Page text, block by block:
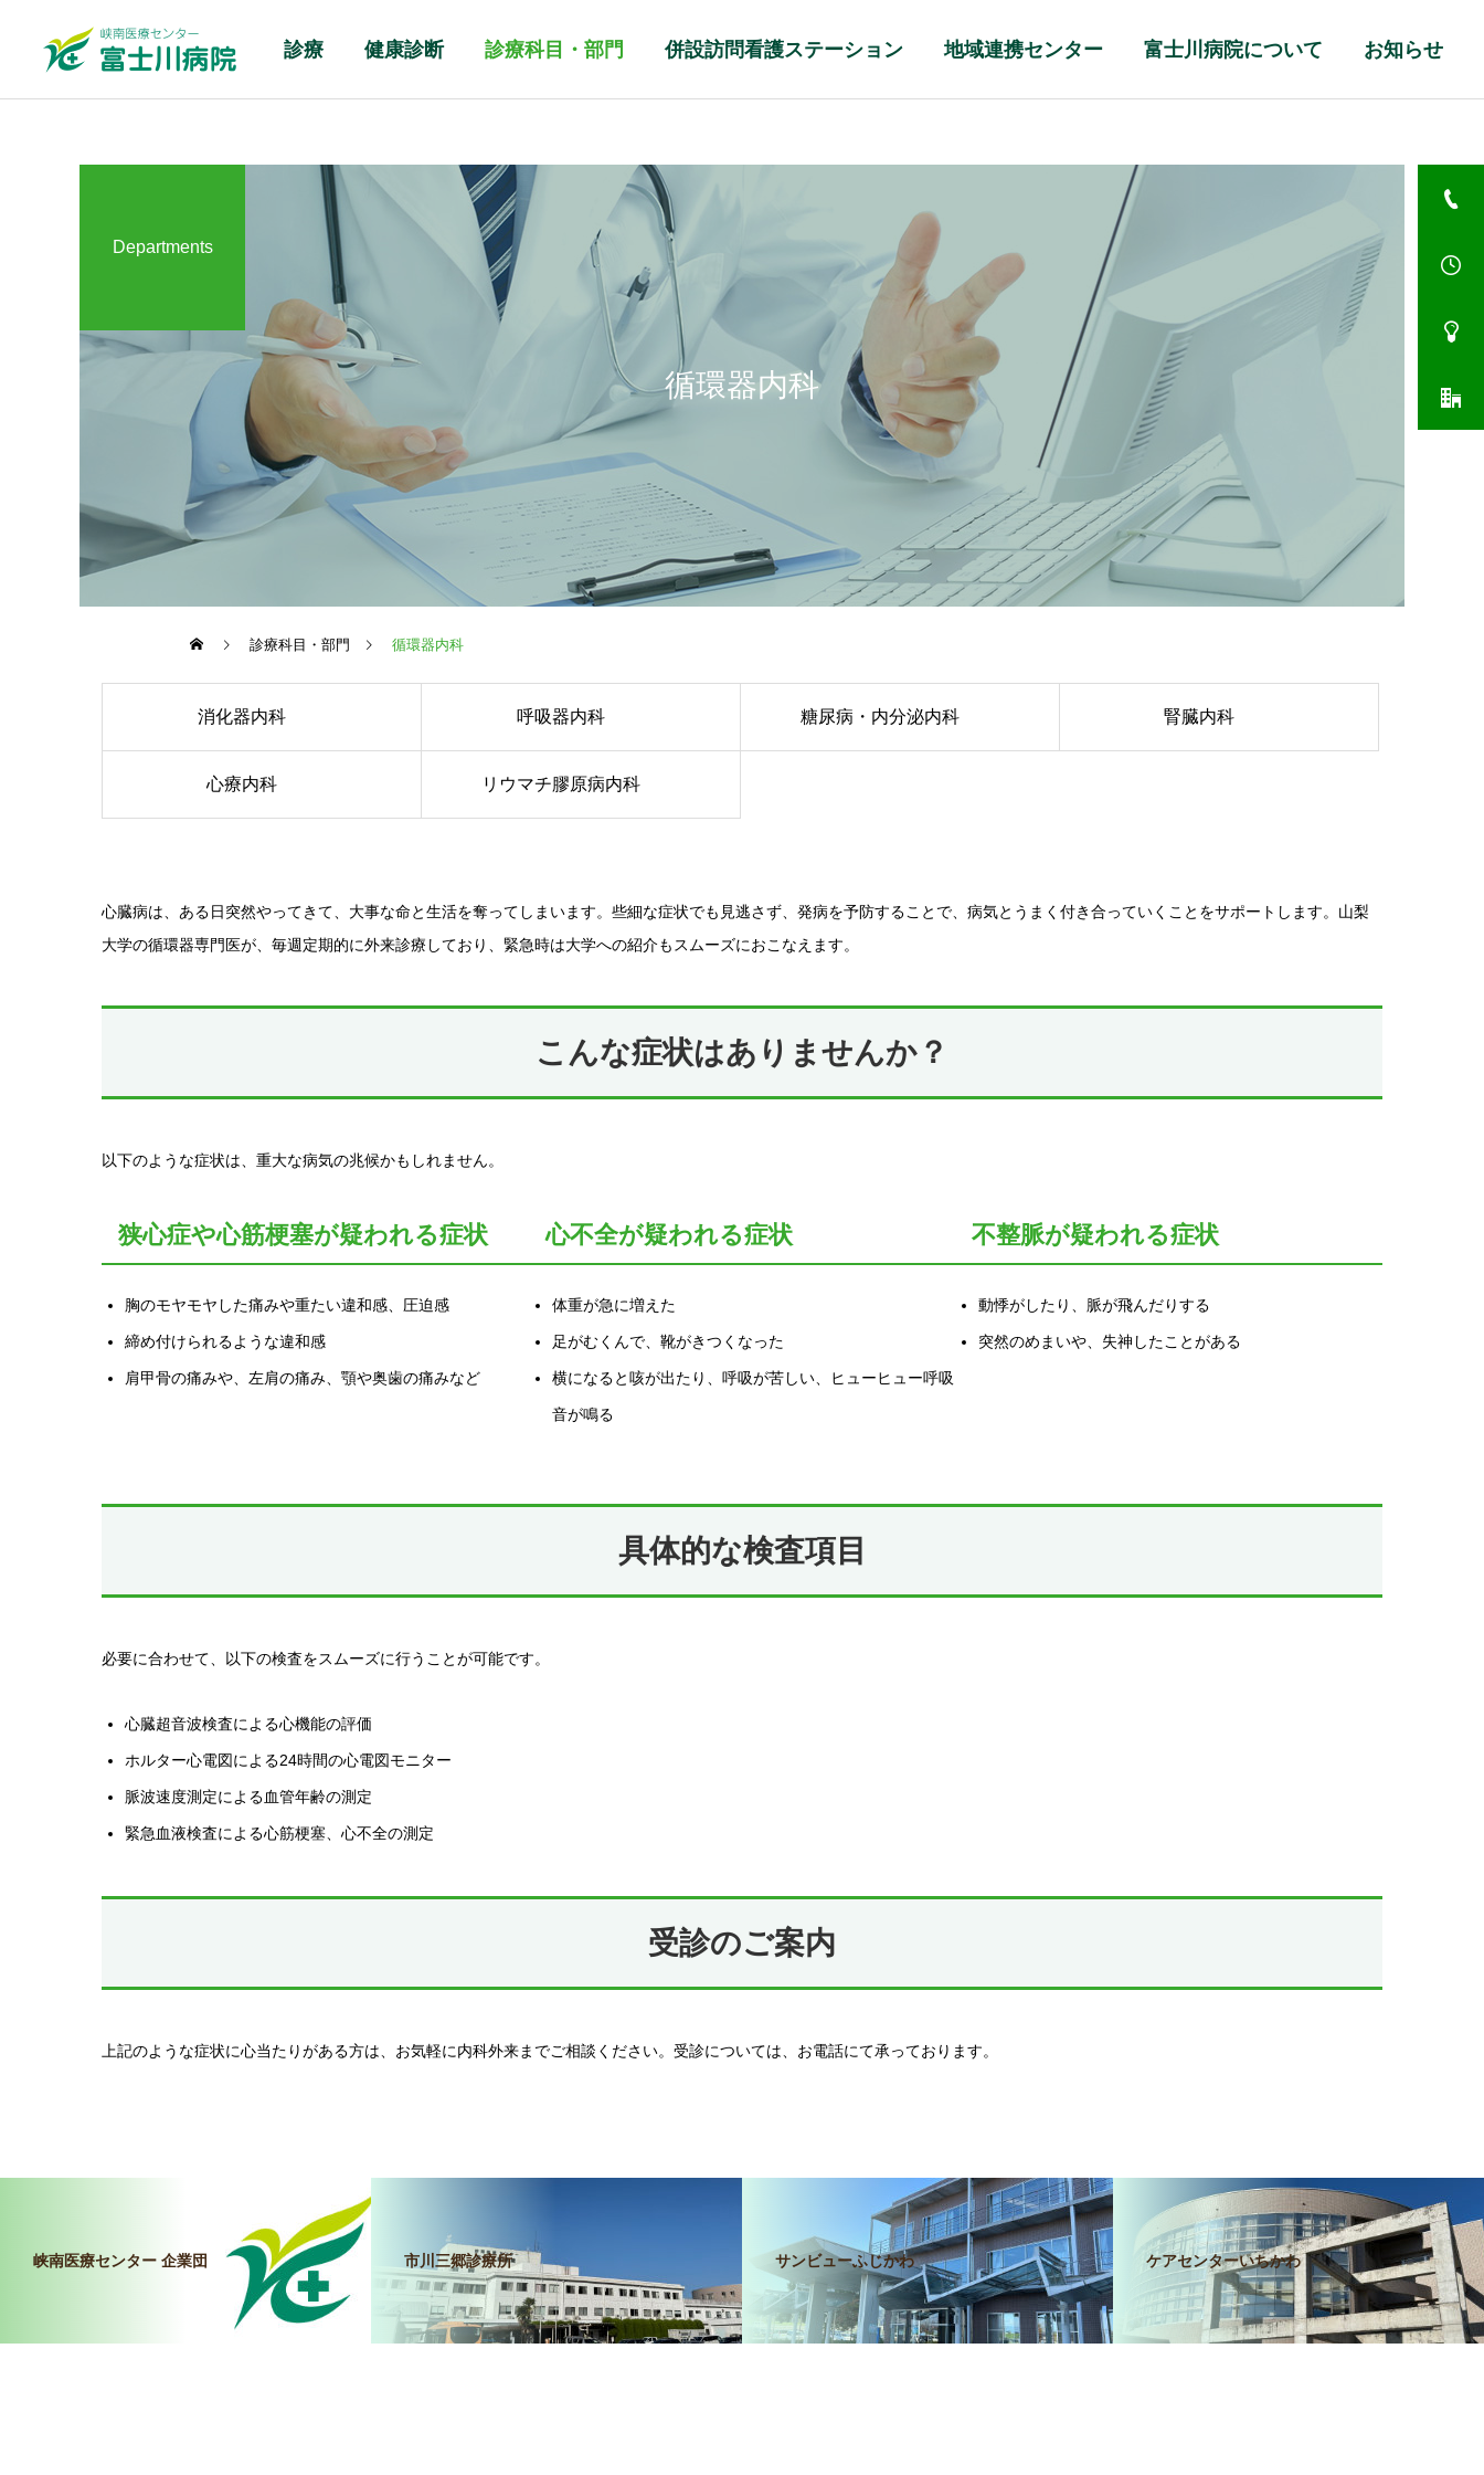
診療 健康診断 診療科目・部門 併設訪問看護ステーション 地域連携センター 富士川病院について お知らせ
循環器内科
Departments
診療科目・部門 循環器内科
消化器内科 呼吸器内科 糖尿病・内分泌内科 腎臓内科
心療内科 リウマチ膠原病内科
心臓病は、ある日突然やってきて、大事な命と生活を奪ってしまいます。些細な症状でも見逃さず、発病を予防することで、病気とうまく付き合っていくことをサポートします。山梨
大学の循環器専門医が、毎週定期的に外来診療しており、緊急時は大学への紹介もスムーズにおこなえます。
こんな症状はありませんか？
以下のような症状は、重大な病気の兆候かもしれません。
狭心症や心筋梗塞が疑われる症状
胸のモヤモヤした痛みや重たい違和感、圧迫感
締め付けられるような違和感
肩甲骨の痛みや、左肩の痛み、顎や奥歯の痛みなど
心不全が疑われる症状
体重が急に増えた
足がむくんで、靴がきつくなった
横になると咳が出たり、呼吸が苦しい、ヒューヒュー呼吸
音が鳴る
不整脈が疑われる症状
動悸がしたり、脈が飛んだりする
突然のめまいや、失神したことがある
具体的な検査項目
必要に合わせて、以下の検査をスムーズに行うことが可能です。
心臓超音波検査による心機能の評価
ホルター心電図による24時間の心電図モニター
脈波速度測定による血管年齢の測定
緊急血液検査による心筋梗塞、心不全の測定
受診のご案内
上記のような症状に心当たりがある方は、お気軽に内科外来までご相談ください。受診については、お電話にて承っております。
峡南医療センター 企業団 市川三郷診療所 サンビューふじかわ ケアセンターいちかわ